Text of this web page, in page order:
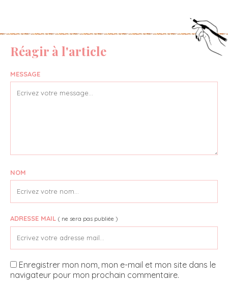
Réagir à l'article
MESSAGE
NOM
ADRESSE MAIL ( ne sera pas publiée )
Enregistrer mon nom, mon e-mail et mon site dans le
navigateur pour mon prochain commentaire.